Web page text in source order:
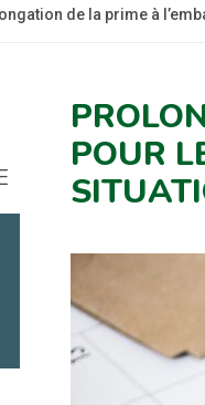
de la prime à
POUR